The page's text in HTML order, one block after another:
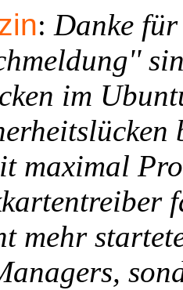
: Danke
im
maximal
mehr